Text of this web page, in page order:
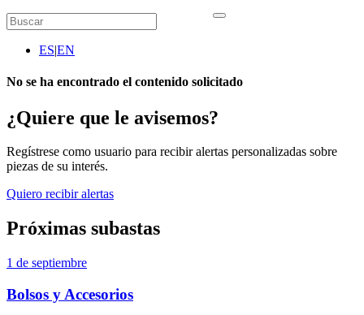
ES|EN
No se ha encontrado el contenido solicitado
¿Quiere que le avisemos?
Regístrese como usuario para recibir alertas personalizadas sobre
piezas de su interés.
Quiero recibir alertas
Próximas subastas
1 de septiembre
Bolsos y Accesorios